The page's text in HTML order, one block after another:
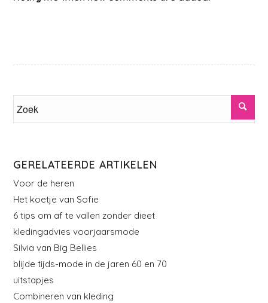
GERELATEERDE ARTIKELEN
Voor de heren
Het koetje van Sofie
6 tips om af te vallen zonder dieet
kledingadvies voorjaarsmode
Silvia van Big Bellies
blijde tijds-mode in de jaren 60 en 70
uitstapjes
Combineren van kleding